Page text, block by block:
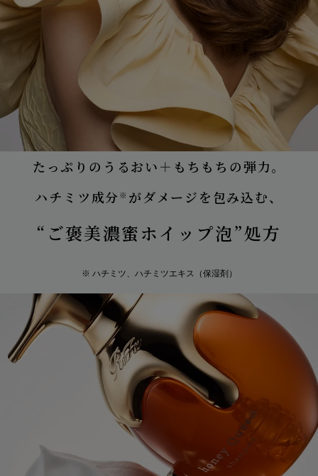
たっぷりのうるおい＋もちもちの弾力。
ハチミツ成分 ※ がダメージを包み込む、
“ご褒美濃蜜ホイップ泡”処方
※ ハチミツ、ハチミツエキス（保湿剤）